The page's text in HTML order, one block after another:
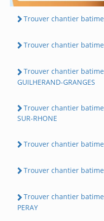
Trouver chantier
Trouver chantier
Trouver chantier
GUILHERAND-GRANGES
Trouver chantier
SUR-RHONE
Trouver chantier
Trouver chantier
Trouver chantier
PERAY